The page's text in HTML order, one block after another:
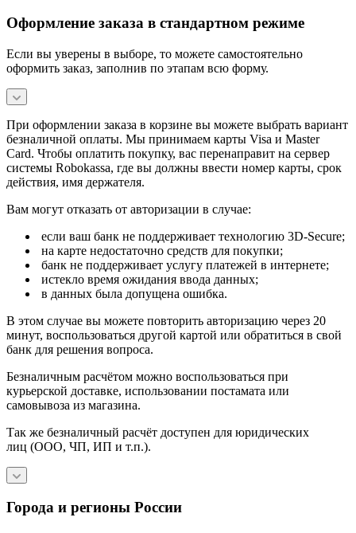
Оформление заказа в стандартном режиме
Если вы уверены в выборе, то можете самостоятельно
оформить заказ, заполнив по этапам всю форму.
При оформлении заказа в корзине вы можете выбрать вариант
безналичной оплаты. Мы принимаем карты Visa и Master
Card. Чтобы оплатить покупку, вас перенаправит на сервер
системы Robokassa, где вы должны ввести номер карты, срок
действия, имя держателя.
Вам могут отказать от авторизации в случае:
если ваш банк не поддерживает технологию 3D-Secure;
на карте недостаточно средств для покупки;
банк не поддерживает услугу платежей в интернете;
истекло время ожидания ввода данных;
в данных была допущена ошибка.
В этом случае вы можете повторить авторизацию через 20
минут, воспользоваться другой картой или обратиться в свой
банк для решения вопроса.
Безналичным расчётом можно воспользоваться при
курьерской доставке, использовании постамата или
самовывоза из магазина.
Так же безналичный расчёт доступен для юридических
лиц (ООО, ЧП, ИП и т.п.).
Города и регионы России